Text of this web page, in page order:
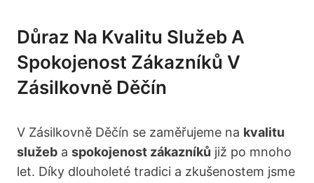
Důraz Na Kvalitu Služeb A
Spokojenost Zákazníků V
Zásilkovně Děčín
V Zásilkovně Děčín se zaměřujeme na kvalitu
služeb a spokojenost zákazníků již po mnoho
let. Díky dlouholeté tradici a zkušenostem jsme